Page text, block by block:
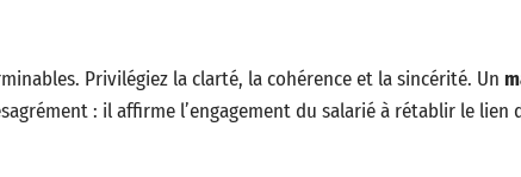
Privilégiez la clarté, la cohérence et la sincérité. Un
: il affirme l’engagement du salarié à rétablir le lien